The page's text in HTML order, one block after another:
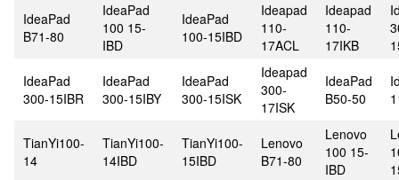
IdeaPad
B71-80
IdeaPad
100 15-
IBD
IdeaPad
100-15IBD
Ideapad
110-
17ACL
Ideapad
110-
17IKB
IdeaPad
300-15IBR
IdeaPad
300-15IBY
IdeaPad
300-15ISK
Ideapad
300-
17ISK
IdeaPad
B50-50
TianYi100-
14
TianYi100-
14IBD
TianYi100-
15IBD
Lenovo
B71-80
Lenovo
100 15-
IBD